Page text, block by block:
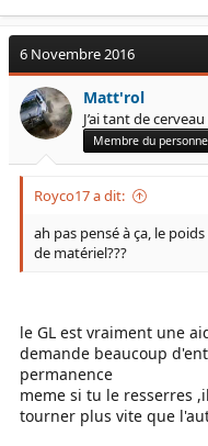
6 Novembre 2016
Matt'rol
J’ai tant de
Membre du
Royco17 a dit:
ah pas pensé à ça, le
de matériel???
le GL est vraiment une
demande beaucoup
permanence
meme si tu le resserres
tourner plus vite que